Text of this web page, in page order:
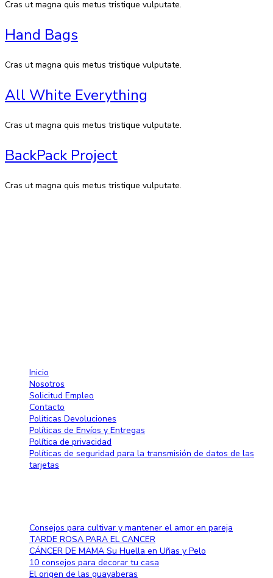
Cras ut magna quis metus tristique vulputate.
Hand Bags
Cras ut magna quis metus tristique vulputate.
All White Everything
Cras ut magna quis metus tristique vulputate.
BackPack Project
Cras ut magna quis metus tristique vulputate.
Inicio
Nosotros
Solicitud Empleo
Contacto
Politicas Devoluciones
Políticas de Envíos y Entregas
Política de privacidad
Políticas de seguridad para la transmisión de datos de las
tarjetas
Consejos para cultivar y mantener el amor en pareja
TARDE ROSA PARA EL CANCER
CÁNCER DE MAMA Su Huella en Uñas y Pelo
10 consejos para decorar tu casa
El origen de las guayaberas